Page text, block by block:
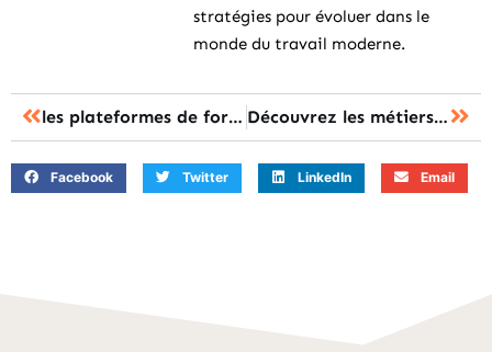
stratégies pour évoluer dans le
monde du travail moderne.
les plateformes de formation qui révolutionneront votre apprentissage Découvrez les métiers du futur : votre guide pour une formation réussie
Facebook Twitter LinkedIn Email